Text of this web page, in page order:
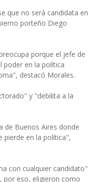
que no será candidata en
porteño Diego
porque el jefe de
poder en la política
destacó Morales.
y "debilita a la
de Buenos Aires donde
pierde en la política",
con cualquier candidato"
por eso, eligieron como